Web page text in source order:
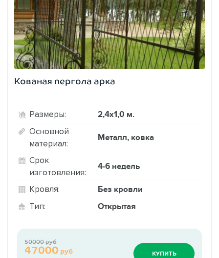
Кованая пергола арка
Размеры: 2,4х1,0 м.
Основной
материал:
Металл, ковка
Срок
изготовления:
4-6 недель
Кровля: Без кровли
Тип: Открытая
47000 руб
50000 руб
КУПИТЬ